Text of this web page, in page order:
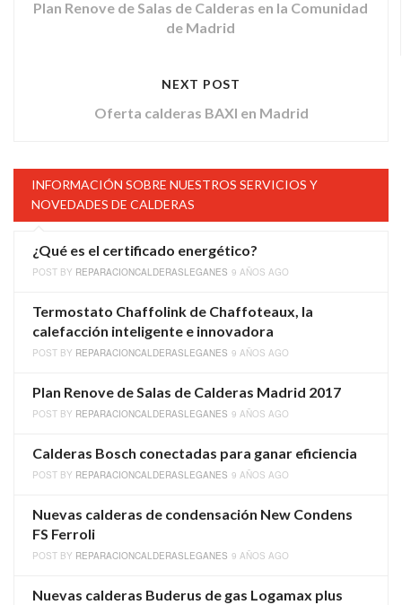
Plan Renove de Salas de Calderas en la Comunidad
de Madrid
NEXT POST
Oferta calderas BAXI en Madrid
INFORMACIÓN SOBRE NUESTROS SERVICIOS Y
NOVEDADES DE CALDERAS
¿Qué es el certificado energético?
POST BY REPARACIONCALDERASLEGANES 9 AÑOS AGO
Termostato Chaffolink de Chaffoteaux, la
calefacción inteligente e innovadora
POST BY REPARACIONCALDERASLEGANES 9 AÑOS AGO
Plan Renove de Salas de Calderas Madrid 2017
POST BY REPARACIONCALDERASLEGANES 9 AÑOS AGO
Calderas Bosch conectadas para ganar eficiencia
POST BY REPARACIONCALDERASLEGANES 9 AÑOS AGO
Nuevas calderas de condensación New Condens
FS Ferroli
POST BY REPARACIONCALDERASLEGANES 9 AÑOS AGO
Nuevas calderas Buderus de gas Logamax plus